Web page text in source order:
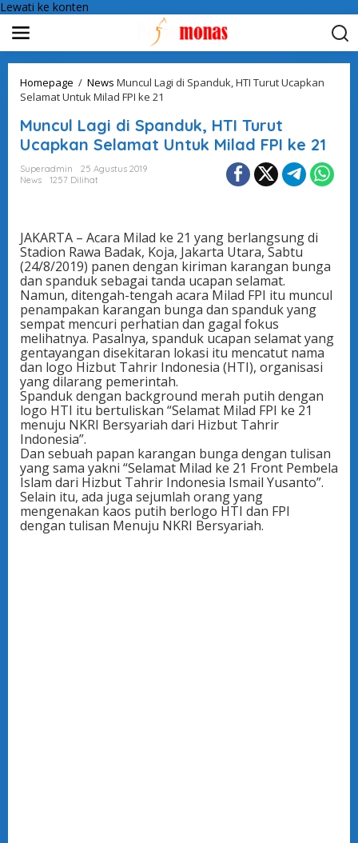
Lewati ke konten
Homepage / News Muncul Lagi di Spanduk, HTI Turut Ucapkan
Selamat Untuk Milad FPI ke 21
Muncul Lagi di Spanduk, HTI Turut
Ucapkan Selamat Untuk Milad FPI ke 21
Superadmin
25 Agustus 2019
News
1257 Dilihat
JAKARTA – Acara Milad ke 21 yang berlangsung di
Stadion Rawa Badak, Koja, Jakarta Utara, Sabtu
(24/8/2019) panen dengan kiriman karangan bunga
dan spanduk sebagai tanda ucapan selamat.
Namun, ditengah-tengah acara Milad FPI itu muncul
penampakan karangan bunga dan spanduk yang
sempat mencuri perhatian dan gagal fokus
melihatnya. Pasalnya, spanduk ucapan selamat yang
gentayangan disekitaran lokasi itu mencatut nama
dan logo Hizbut Tahrir Indonesia (HTI), organisasi
yang dilarang pemerintah.
Spanduk dengan background merah putih dengan
logo HTI itu bertuliskan “Selamat Milad FPI ke 21
menuju NKRI Bersyariah dari Hizbut Tahrir
Indonesia”.
Dan sebuah papan karangan bunga dengan tulisan
yang sama yakni “Selamat Milad ke 21 Front Pembela
Islam dari Hizbut Tahrir Indonesia Ismail Yusanto”.
Selain itu, ada juga sejumlah orang yang
mengenakan kaos putih berlogo HTI dan FPI
dengan tulisan Menuju NKRI Bersyariah.